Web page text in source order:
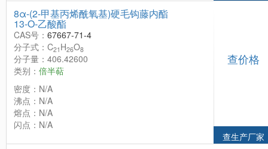
8α-(2-甲基丙烯酰氧基)硬毛钩藤内酯
13-O-乙酸酯
CAS号： 67667-71-4
分子式：C21 H26O8
分子量：406.42600
类别： 倍半萜
密度：N/A
沸点：N/A
熔点：N/A
闪点：N/A
查价格
查生产厂家